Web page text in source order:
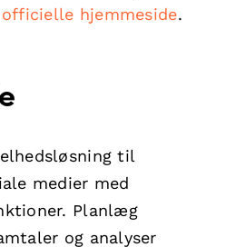
officielle hjemmeside.
til
medier med
Planlæg
og analyser